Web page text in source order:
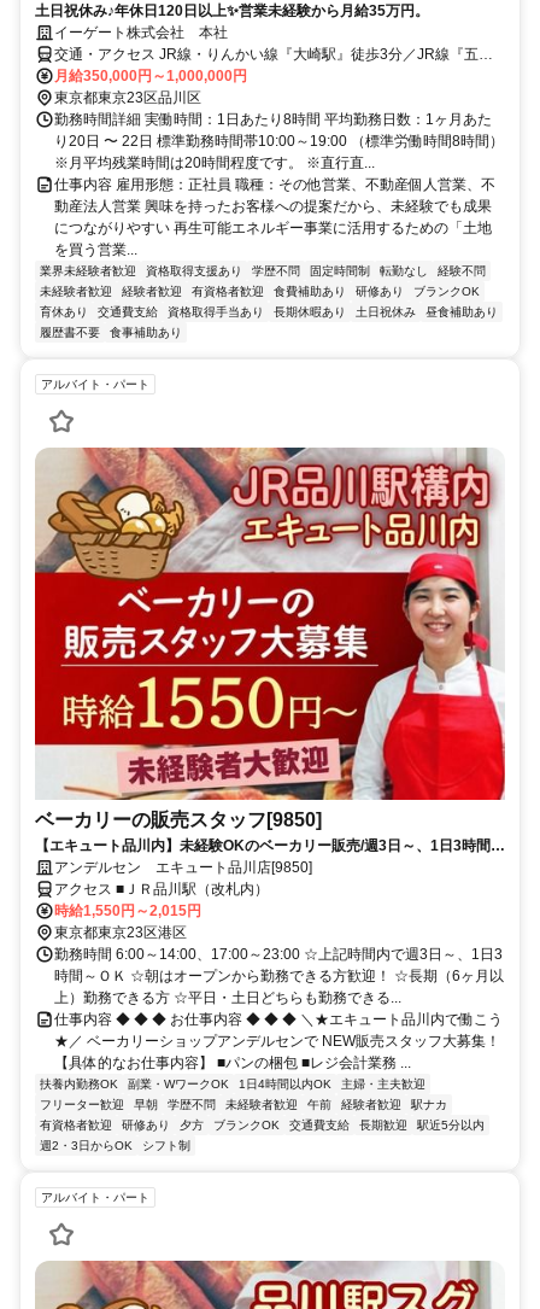
土日祝休み♪年休日120日以上✨営業未経験から月給35万円。
イーゲート株式会社 本社
交通・アクセス JR線・りんかい線『大崎駅』徒歩3分／JR線『五反
田駅』徒歩9分
月給350,000円～1,000,000円
東京都東京23区品川区
勤務時間詳細 実働時間：1日あたり8時間 平均勤務日数：1ヶ月あた
り20日 〜 22日 標準勤務時間帯10:00～19:00 （標準労働時間8時間）
※月平均残業時間は20時間程度です。 ※直行直...
仕事内容 雇用形態：正社員 職種：その他営業、不動産個人営業、不
動産法人営業 興味を持ったお客様への提案だから、未経験でも成果
につながりやすい 再生可能エネルギー事業に活用するための「土地
を買う営業...
業界未経験者歓迎 資格取得支援あり 学歴不問 固定時間制 転勤なし
経験不問
未経験者歓迎
経験者歓迎 有資格者歓迎 食費補助あり 研修あり
ブランクOK
育休あり
交通費支給 資格取得手当あり 長期休暇あり 土日祝休み
昼食補助あり
履歴書不要
食事補助あり
アルバイト・パート
ベーカリーの販売スタッフ[9850]
【エキュート品川内】未経験OKのベーカリー販売/週3日～、1日3時間～
OK/早朝・土日祝の手当てもあり♪
アンデルセン エキュート品川店[9850]
アクセス ■ＪＲ品川駅（改札内）
時給1,550円～2,015円
東京都東京23区港区
勤務時間 6:00～14:00、17:00～23:00 ☆上記時間内で週3日～、1日3
時間～ＯＫ ☆朝はオープンから勤務できる方歓迎！ ☆長期（6ヶ月以
上）勤務できる方 ☆平日・土日どちらも勤務できる...
仕事内容 ◆ ◆ ◆ お仕事内容 ◆ ◆ ◆ ＼★エキュート品川内で働こう
★／ ベーカリーショップアンデルセンで NEW販売スタッフ大募集！
【具体的なお仕事内容】 ■パンの梱包 ■レジ会計業務 ...
扶養内勤務OK 副業・WワークOK 1日4時間以内OK
主婦・主夫歓迎
フリーター歓迎
早朝 学歴不問 未経験者歓迎 午前 経験者歓迎
駅ナカ
有資格者歓迎
研修あり 夕方 ブランクOK 交通費支給 長期歓迎
駅近5分以内
週2・3日からOK
シフト制
アルバイト・パート